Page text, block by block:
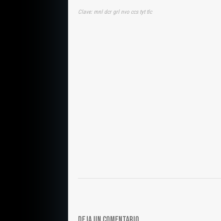
Clave: mnl dcr grl nvo ccs tyt tlc